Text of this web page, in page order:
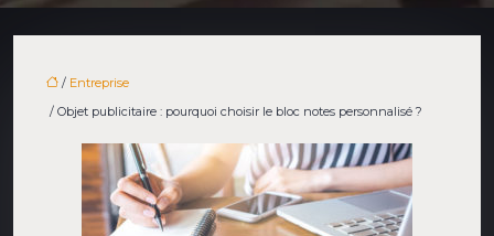
/ Entreprise
/ Objet publicitaire : pourquoi choisir le bloc notes personnalisé ?